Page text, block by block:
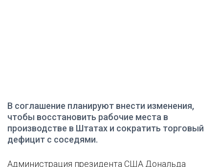
В соглашение планируют внести изменения,
чтобы восстановить рабочие места в
производстве в Штатах и сократить торговый
дефицит с соседями.
Администрация президента США Дональда